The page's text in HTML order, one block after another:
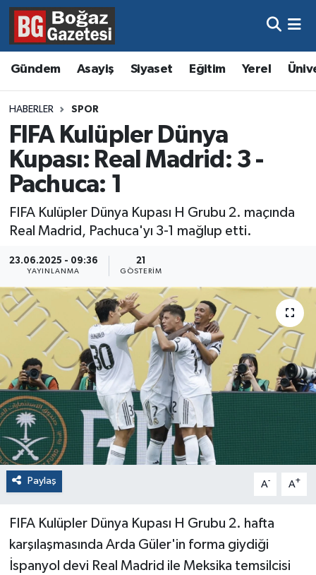
Gündem Asayiş Siyaset Eğitim Yerel
HABERLER SPOR
FIFA Kulüpler Dünya
Kupası: Real Madrid: 3 -
Pachuca: 1
FIFA Kulüpler Dünya Kupası H Grubu 2. maçında
Real Madrid, Pachuca'yı 3-1 mağlup etti.
23.06.2025 - 09:36
YAYINLANMA
21
GÖSTERIM
Paylaş A- A+
FIFA Kulüpler Dünya Kupası H Grubu 2. hafta
karşılaşmasında Arda Güler'in forma giydiği
İspanyol devi Real Madrid ile Meksika temsilcisi
Asayiş
Eğitim
Ekonomi
Gündem
Magazin
Resmi İlanlar
Sağlık
Hava Durumu
Trafik Durumu
Süper Lig Puan Durumu ve Fikstür
Tüm Manşetler
Haber Arşivi